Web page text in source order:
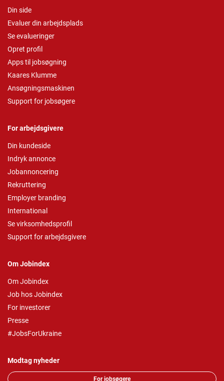
Din side
Evaluer din arbejdsplads
Se evalueringer
Opret profil
Apps til jobsøgning
Kaares Klumme
Ansøgningsmaskinen
Support for jobsøgere
For arbejdsgivere
Din kundeside
Indryk annonce
Jobannoncering
Rekruttering
Employer branding
International
Se virksomhedsprofil
Support for arbejdsgivere
Om Jobindex
Om Jobindex
Job hos Jobindex
For investorer
Presse
#JobsForUkraine
Modtag nyheder
For jobsøgere